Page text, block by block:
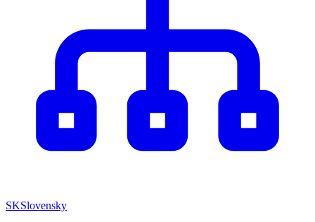
SKSlovensky